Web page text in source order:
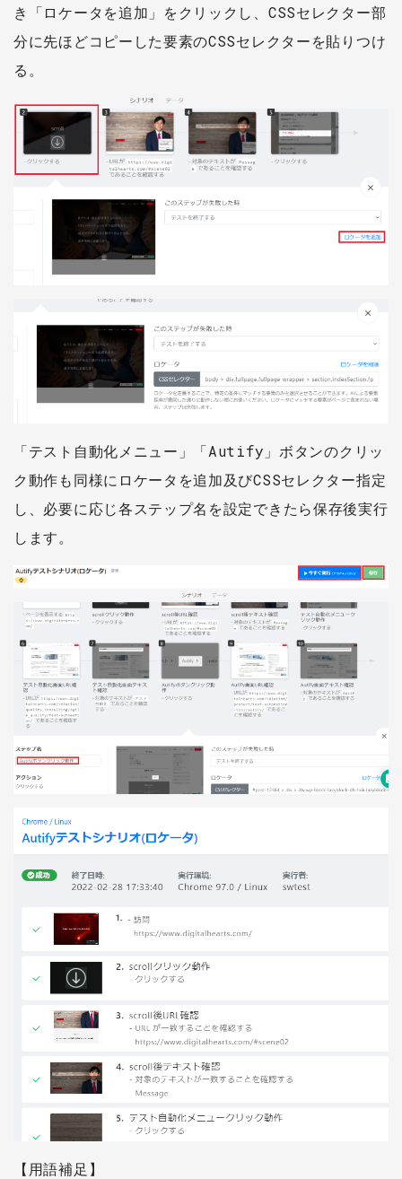
き「ロケータを追加」をクリックし、CSSセレクター部
分に先ほどコピーした要素のCSSセレクターを貼りつけ
る。
「テスト自動化メニュー」「Autify」ボタンのクリッ
ク動作も同様にロケータを追加及びCSSセレクター指定
し、必要に応じ各ステップ名を設定できたら保存後実行
します。
【用語補足】